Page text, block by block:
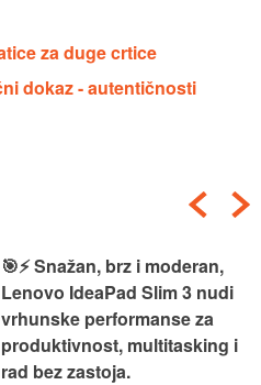
za duge crtice
dokaz - autentičnosti
🎯⚡ Snažan, brz i moderan,
Lenovo IdeaPad Slim 3 nudi
vrhunske performanse za
produktivnost, multitasking i
rad bez zastoja.